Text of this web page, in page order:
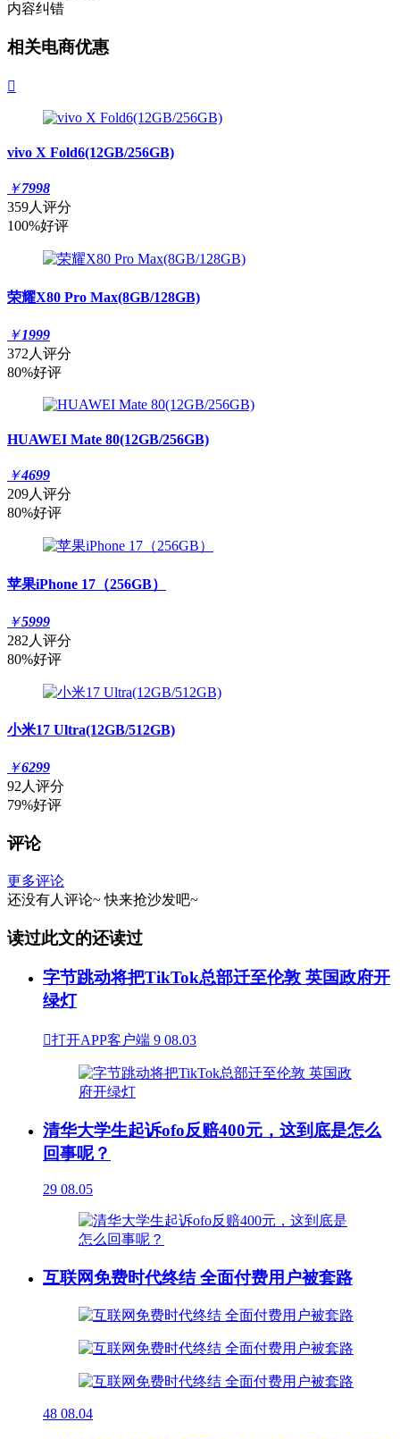
内容纠错
相关电商优惠

vivo X Fold6(12GB/256GB)
￥7998
359人评分
100%好评
荣耀X80 Pro Max(8GB/128GB)
￥1999
372人评分
80%好评
HUAWEI Mate 80(12GB/256GB)
￥4699
209人评分
80%好评
苹果iPhone 17（256GB）
￥5999
282人评分
80%好评
小米17 Ultra(12GB/512GB)
￥6299
92人评分
79%好评
评论
更多评论
还没有人评论~ 快来抢沙发吧~
读过此文的还读过
字节跳动将把TikTok总部迁至伦敦 英国政府开
绿灯
打开APP客户端 9 08.03
清华大学生起诉ofo反赔400元，这到底是怎么
回事呢？
29 08.05
互联网免费时代终结 全面付费用户被套路
48 08.04